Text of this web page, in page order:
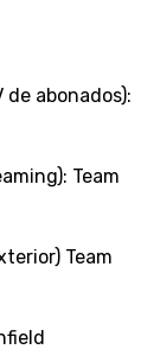
abonados):
Team
Team